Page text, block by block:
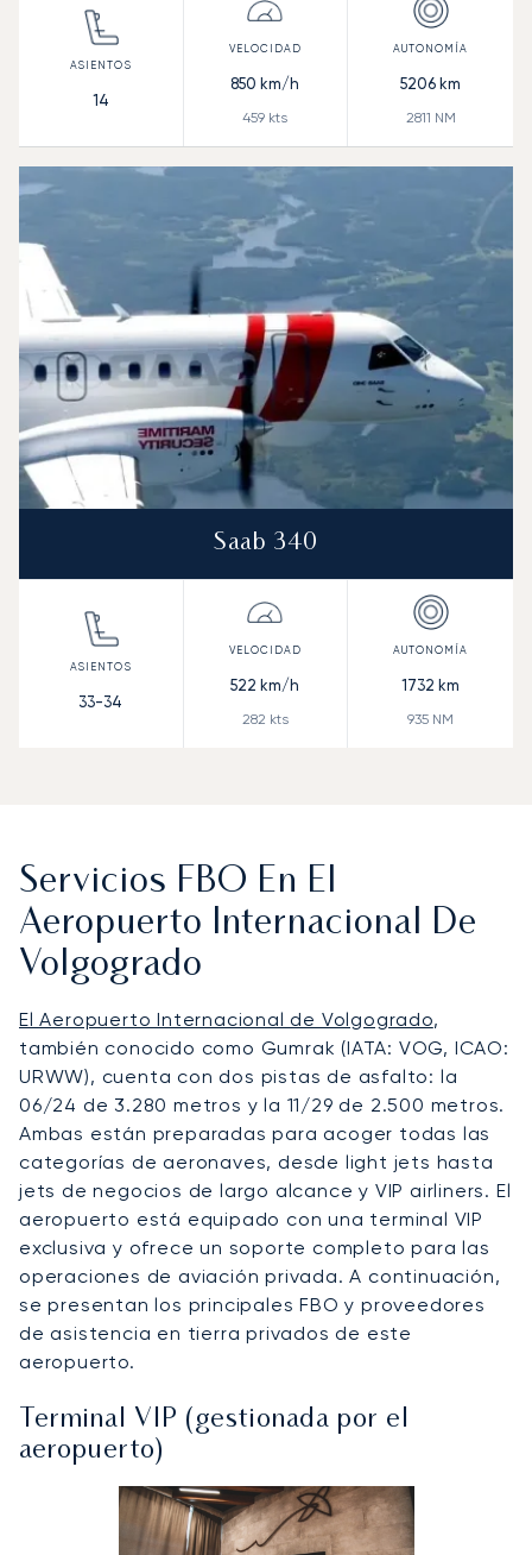
14
850 km/h
459 kts
5206 km
2811 NM
Saab 340
33-34
522 km/h
282 kts
1732 km
935 NM
Servicios FBO En El
Aeropuerto Internacional De
Volgogrado
El Aeropuerto Internacional de Volgogrado,
también conocido como Gumrak (IATA: VOG, ICAO:
URWW), cuenta con dos pistas de asfalto: la
06/24 de 3.280 metros y la 11/29 de 2.500 metros.
Ambas están preparadas para acoger todas las
categorías de aeronaves, desde light jets hasta
jets de negocios de largo alcance y VIP airliners. El
aeropuerto está equipado con una terminal VIP
exclusiva y ofrece un soporte completo para las
operaciones de aviación privada. A continuación,
se presentan los principales FBO y proveedores
de asistencia en tierra privados de este
aeropuerto.
Terminal VIP (gestionada por el
aeropuerto)